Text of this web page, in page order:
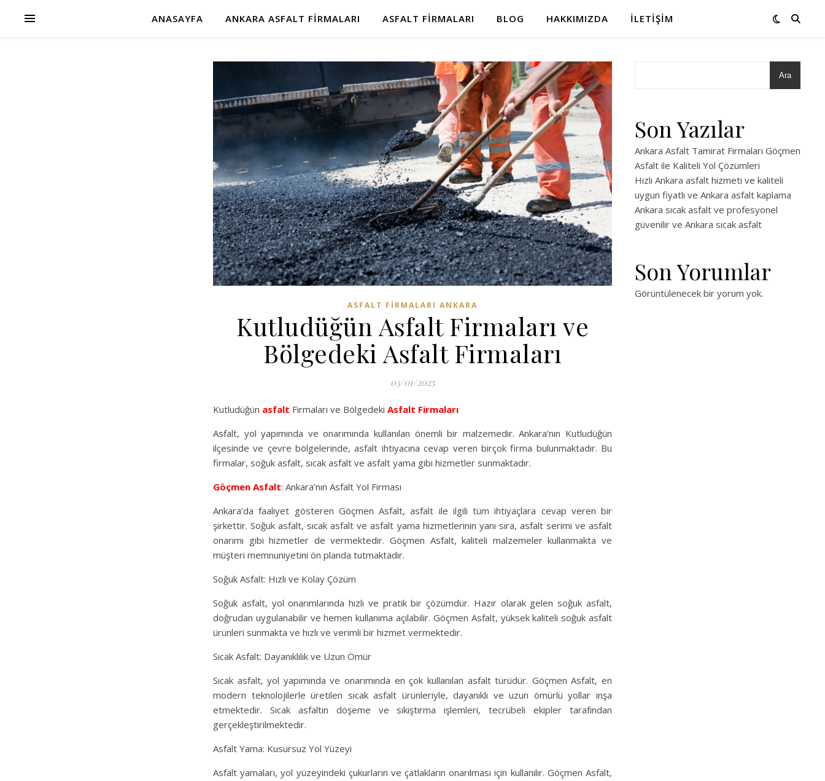
ANASAYFA ANKARA ASFALT FIRMALARI ASFALT FIRMALARI BLOG HAKKIMIZDA İLETIŞIM
ASFALT FIRMALARI ANKARA
Kutludüğün Asfalt Firmaları ve
Bölgedeki Asfalt Firmaları
03/01/2025
Kutludüğün asfalt Firmaları ve Bölgedeki Asfalt Firmaları
Asfalt, yol yapımında ve onarımında kullanılan önemli bir malzemedir. Ankara’nın Kutludüğün
ilçesinde ve çevre bölgelerinde, asfalt ihtiyacına cevap veren birçok firma bulunmaktadır. Bu
firmalar, soğuk asfalt, sıcak asfalt ve asfalt yama gibi hizmetler sunmaktadır.
Göçmen Asfalt: Ankara’nın Asfalt Yol Firması
Ankara’da faaliyet gösteren Göçmen Asfalt, asfalt ile ilgili tüm ihtiyaçlara cevap veren bir
şirkettir. Soğuk asfalt, sıcak asfalt ve asfalt yama hizmetlerinin yanı sıra, asfalt serimi ve asfalt
onarımı gibi hizmetler de vermektedir. Göçmen Asfalt, kaliteli malzemeler kullanmakta ve
müşteri memnuniyetini ön planda tutmaktadır.
Soğuk Asfalt: Hızlı ve Kolay Çözüm
Soğuk asfalt, yol onarımlarında hızlı ve pratik bir çözümdür. Hazır olarak gelen soğuk asfalt,
doğrudan uygulanabilir ve hemen kullanıma açılabilir. Göçmen Asfalt, yüksek kaliteli soğuk asfalt
ürünleri sunmakta ve hızlı ve verimli bir hizmet vermektedir.
Sıcak Asfalt: Dayanıklılık ve Uzun Ömür
Sıcak asfalt, yol yapımında ve onarımında en çok kullanılan asfalt türüdür. Göçmen Asfalt, en
modern teknolojilerle üretilen sıcak asfalt ürünleriyle, dayanıklı ve uzun ömürlü yollar inşa
etmektedir. Sıcak asfaltın döşeme ve sıkıştırma işlemleri, tecrübeli ekipler tarafından
gerçekleştirilmektedir.
Asfalt Yama: Kusursuz Yol Yüzeyi
Asfalt yamaları, yol yüzeyindeki çukurların ve çatlakların onarılması için kullanılır. Göçmen Asfalt,
Ara
Son Yazılar
Ankara Asfalt Tamirat Firmaları Göçmen
Asfalt ile Kaliteli Yol Çözümleri
Hızlı Ankara asfalt hizmeti ve kaliteli
uygun fiyatlı ve Ankara asfalt kaplama
Ankara sıcak asfalt ve profesyonel
güvenilir ve Ankara sıcak asfalt
Son Yorumlar
Görüntülenecek bir yorum yok.